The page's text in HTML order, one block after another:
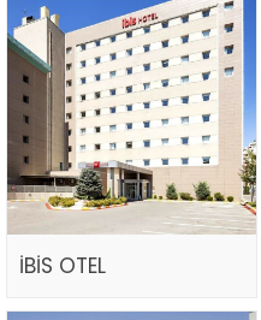
İBİS OTEL